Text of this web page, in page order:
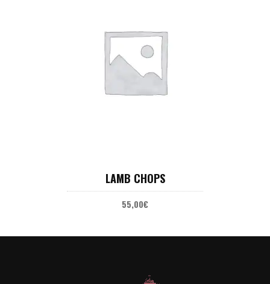
LAMB CHOPS
55,00€